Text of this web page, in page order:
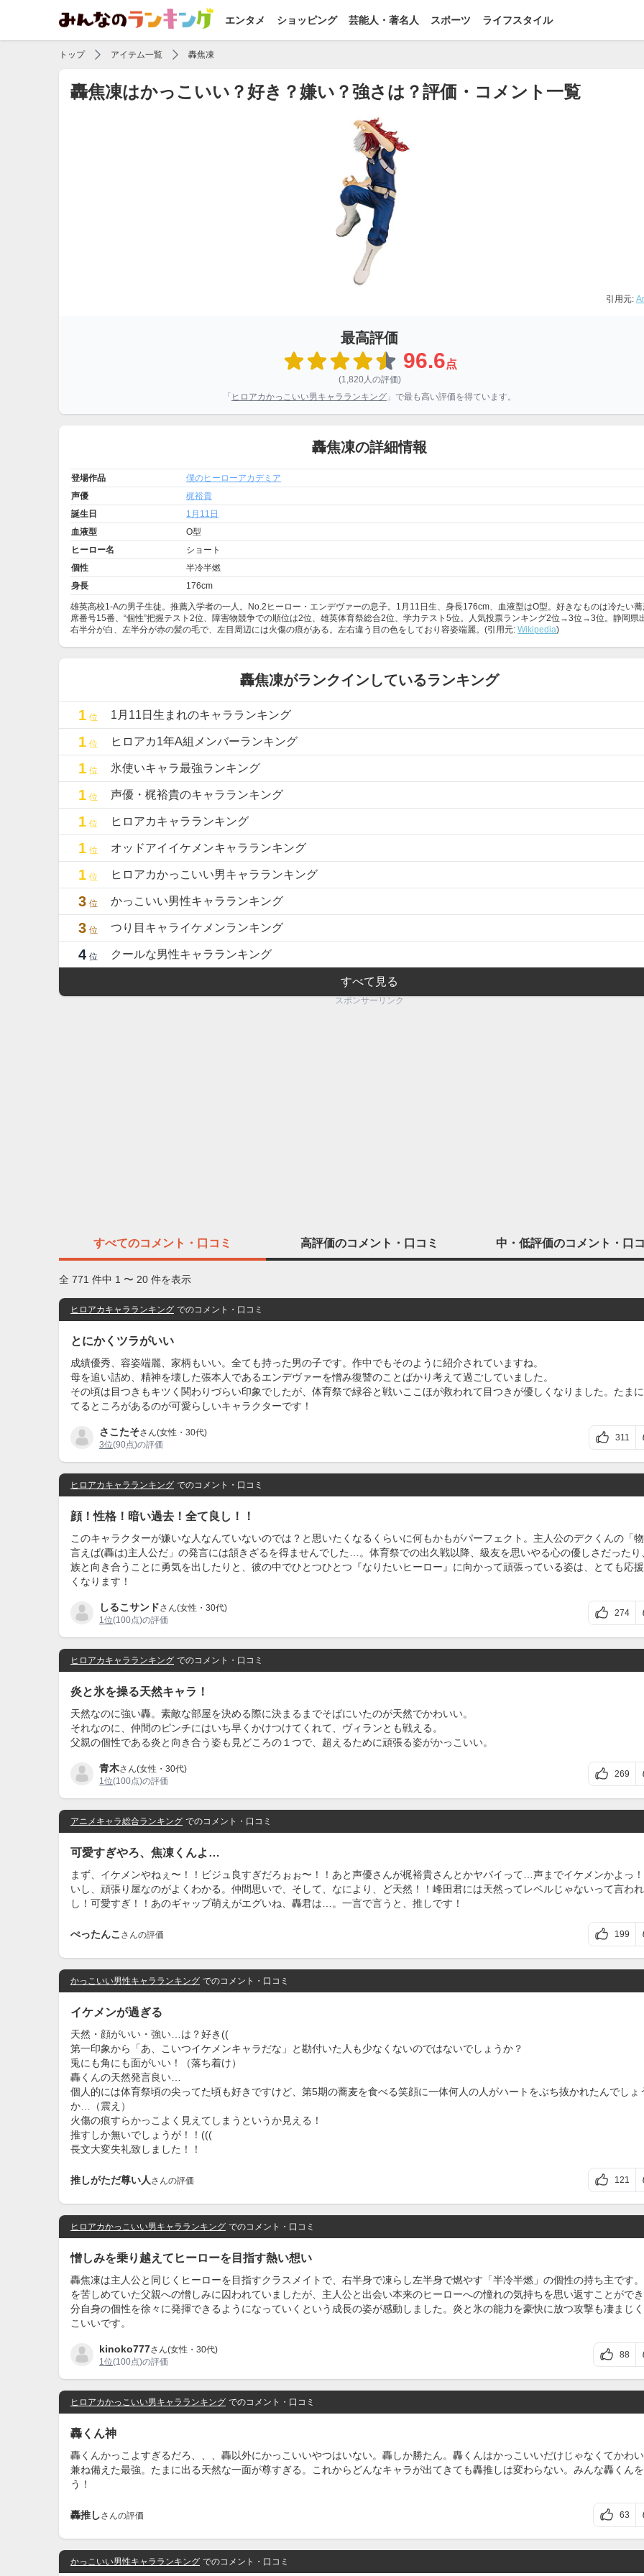
エンタメ ショッピング 芸能人・著名人 スポーツ ライフスタイル
トップ アイテム一覧 轟焦凍
轟焦凍はかっこいい？好き？嫌い？強さは？評価・コメント一覧
引用元:
最高評価
96.6点
(1,820人の評価)
「 ヒロアカかっこいい男キャラランキング 」で最も高い評価を得ています。
轟焦凍の詳細情報
登場作品
僕のヒーローアカデミア
声優
梶裕貴
誕生日
1月11日
血液型
O型
ヒーロー名
ショート
個性
半冷半燃
身長
176cm
雄英高校1-Aの男子生徒。推薦入学者の一人。No.2ヒーロー・エンデヴァーの息子。1月11日生、身長176cm、血液型はO型。好きなものは冷たい
席番号15番、“個性”把握テスト2位、障害物競争での順位は2位、雄英体育祭総合2位、学力テスト5位。人気投票ランキング2位→3位→3位。静岡県
右半分が白、左半分が赤の髪の毛で、左目周辺には火傷の痕がある。左右違う目の色をしており容姿端麗。(引用元: Wikipedia)
轟焦凍がランクインしているランキング
1 位 1月11日生まれのキャラランキング
1 位 ヒロアカ1年A組メンバーランキング
1 位 氷使いキャラ最強ランキング
1 位 声優・梶裕貴のキャラランキング
1 位 ヒロアカキャラランキング
1 位 オッドアイイケメンキャラランキング
1 位 ヒロアカかっこいい男キャラランキング
3 位 かっこいい男性キャラランキング
3 位 つり目キャライケメンランキング
4 位 クールな男性キャラランキング
すべて見る
スポンサーリンク
すべてのコメント・口コミ 高評価のコメント・口コミ 中・低評価のコメント・口
全 771 件中 1 〜 20 件を表示
ヒロアカキャラランキング でのコメント・口コミ
とにかくツラがいい
成績優秀、容姿端麗、家柄もいい。全ても持った男の子です。作中でもそのように紹介されていますね。
母を追い詰め、精神を壊した張本人であるエンデヴァーを憎み復讐のことばかり考えて過ごしていました。
その頃は目つきもキツく関わりづらい印象でしたが、体育祭で緑谷と戦いここほが救われて目つきが優しくなりました。たま
てるところがあるのが可愛らしいキャラクターです！
さこたそさん(女性・30代)
3位(90点)の評価
311
ヒロアカキャラランキング でのコメント・口コミ
顔！性格！暗い過去！全て良し！！
このキャラクターが嫌いな人なんていないのでは？と思いたくなるくらいに何もかもがパーフェクト。主人公のデクくんの「
言えば(轟は)主人公だ」の発言には頷きざるを得ませんでした…。体育祭での出久戦以降、級友を思いやる心の優しさだったり
族と向き合うことに勇気を出したりと、彼の中でひとつひとつ『なりたいヒーロー』に向かって頑張っている姿は、とても応
くなります！
しるこサンドさん(女性・30代)
1位(100点)の評価
274
ヒロアカキャラランキング でのコメント・口コミ
炎と氷を操る天然キャラ！
天然なのに強い轟。素敵な部屋を決める際に決まるまでそばにいたのが天然でかわいい。
それなのに、仲間のピンチにはいち早くかけつけてくれて、ヴィランとも戦える。
父親の個性である炎と向き合う姿も見どころの１つで、超えるために頑張る姿がかっこいい。
青木さん(女性・30代)
1位(100点)の評価
269
アニメキャラ総合ランキング でのコメント・口コミ
可愛すぎやろ、焦凍くんよ…
まず、イケメンやねぇ〜！！ビジュ良すぎだろぉぉ〜！！あと声優さんが梶裕貴さんとかヤバイって…声までイケメンかよっ
いし、頑張り屋なのがよくわかる。仲間思いで、そして、なにより、ど天然！！峰田君には天然ってレベルじゃないって言わ
し！可愛すぎ！！あのギャップ萌えがエグいね、轟君は…。一言で言うと、推しです！
ぺったんこ さんの評価 199
かっこいい男性キャラランキング でのコメント・口コミ
イケメンが過ぎる
天然・顔がいい・強い…は？好き((
第一印象から「あ、こいつイケメンキャラだな」と勘付いた人も少なくないのではないでしょうか？
兎にも角にも面がいい！（落ち着け）
轟くんの天然発言良い…
個人的には体育祭頃の尖ってた頃も好きですけど、第5期の蕎麦を食べる笑顔に一体何人の人がハートをぶち抜かれたんでしょ
か…（震え）
火傷の痕すらかっこよく見えてしまうというか見える！
推すしか無いでしょうが！！(((
長文大変失礼致しました！！
推しがただ尊い人 さんの評価 121
ヒロアカかっこいい男キャラランキング でのコメント・口コミ
憎しみを乗り越えてヒーローを目指す熱い想い
轟焦凍は主人公と同じくヒーローを目指すクラスメイトで、右半身で凍らし左半身で燃やす「半冷半燃」の個性の持ち主です
を苦しめていた父親への憎しみに囚われていましたが、主人公と出会い本来のヒーローへの憧れの気持ちを思い返すことがで
分自身の個性を徐々に発揮できるようになっていくという成長の姿が感動しました。炎と氷の能力を豪快に放つ攻撃も凄まじ
こいいです。
kinoko777さん(女性・30代)
1位(100点)の評価
88
ヒロアカかっこいい男キャラランキング でのコメント・口コミ
轟くん神
轟くんかっこよすぎるだろ、、、轟以外にかっこいいやつはいない。轟しか勝たん。轟くんはかっこいいだけじゃなくてかわ
兼ね備えた最強。たまに出る天然な一面が尊すぎる。これからどんなキャラが出てきても轟推しは変わらない。みんな轟くん
う！
轟推しさんの評価 63
かっこいい男性キャラランキング でのコメント・口コミ